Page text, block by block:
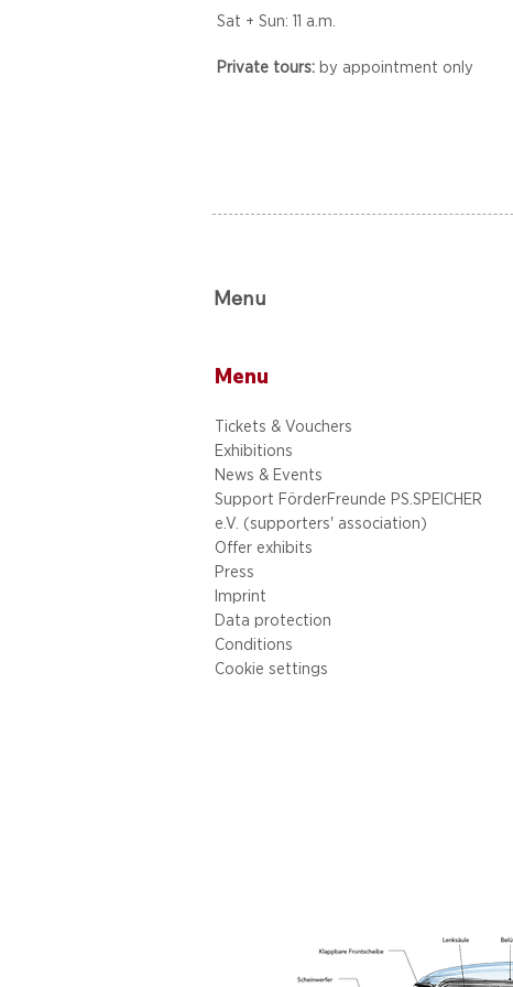
Sat + Sun: 11 a.m.
Private tours: by appointment only
Menu
Menu
Tickets & Vouchers
Exhibitions
News & Events
Support FörderFreunde PS.SPEICHER
e.V. (supporters' association)
Offer exhibits
Press
Imprint
Data protection
Conditions
Cookie settings